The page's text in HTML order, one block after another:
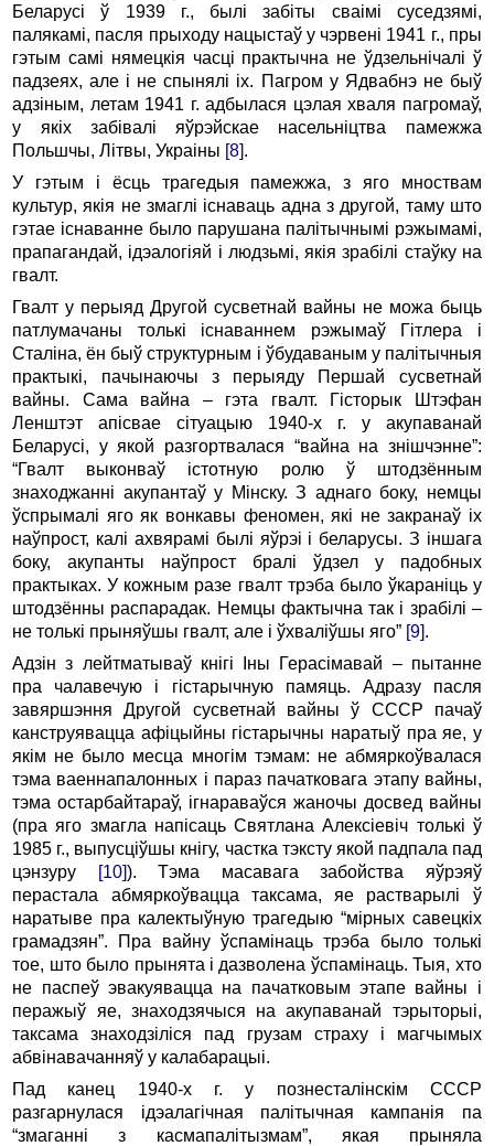
Беларусі ў 1939 г., былі забіты сваімі суседзямі,
палякамі, пасля прыходу нацыстаў у чэрвені 1941 г., пры
гэтым самі нямецкія часці практычна не ўдзельнічалі ў
падзеях, але і не спынялі іх. Пагром у Ядвабнэ не быў
адзіным, летам 1941 г. адбылася цэлая хваля пагромаў,
у якіх забівалі яўрэйскае насельніцтва памежжа
Польшчы, Літвы, Украіны [8].
У гэтым і ёсць трагедыя памежжа, з яго мноствам
культур, якія не змаглі існаваць адна з другой, таму што
гэтае існаванне было парушана палітычнымі рэжымамі,
прапагандай, ідэалогіяй і людзьмі, якія зрабілі стаўку на
гвалт.
Гвалт у перыяд Другой сусветнай вайны не можа быць
патлумачаны толькі існаваннем рэжымаў Гітлера і
Сталіна, ён быў структурным і ўбудаваным у палітычныя
практыкі, пачынаючы з перыяду Першай сусветнай
вайны. Сама вайна – гэта гвалт. Гісторык Штэфан
Ленштэт апісвае сітуацыю 1940-х г. у акупаванай
Беларусі, у якой разгортвалася “вайна на знішчэнне”:
“Гвалт выконваў істотную ролю ў штодзённым
знаходжанні акупантаў у Мінску. З аднаго боку, немцы
ўспрымалі яго як вонкавы феномен, які не закранаў іх
наўпрост, калі ахвярамі былі яўрэі і беларусы. З іншага
боку, акупанты наўпрост бралі ўдзел у падобных
практыках. У кожным разе гвалт трэба было ўкараніць у
штодзённы распарадак. Немцы фактычна так і зрабілі –
не толькі прыняўшы гвалт, але і ўхваліўшы яго” [9].
Адзін з лейтматываў кнігі Іны Герасімавай – пытанне
пра чалавечую і гістарычную памяць. Адразу пасля
завяршэння Другой сусветнай вайны ў СССР пачаў
канструявацца афіцыйны гістарычны наратыў пра яе, у
якім не было месца многім тэмам: не абмяркоўвалася
тэма ваеннапалонных і параз пачатковага этапу вайны,
тэма остарбайтараў, ігнараваўся жаночы досвед вайны
(пра яго змагла напісаць Святлана Алексіевіч толькі ў
1985 г., выпусціўшы кнігу, частка тэксту якой падпала пад
цэнзуру
[10]). Тэма масавага забойства яўрэяў
перастала абмяркоўвацца таксама, яе растварылі ў
наратыве пра калектыўную трагедыю “мірных савецкіх
грамадзян”. Пра вайну ўспамінаць трэба было толькі
тое, што было прынята і дазволена ўспамінаць. Тыя, хто
не паспеў эвакуявацца на пачатковым этапе вайны і
перажыў яе, знаходзячыся на акупаванай тэрыторыі,
таксама знаходзіліся пад грузам страху і магчымых
абвінавачанняў у калабарацыі.
Пад канец 1940-х г. у познесталінскім СССР
разгарнулася ідэалагічная палітычная кампанія па
“змаганні з касмапалітызмам”, якая прыняла